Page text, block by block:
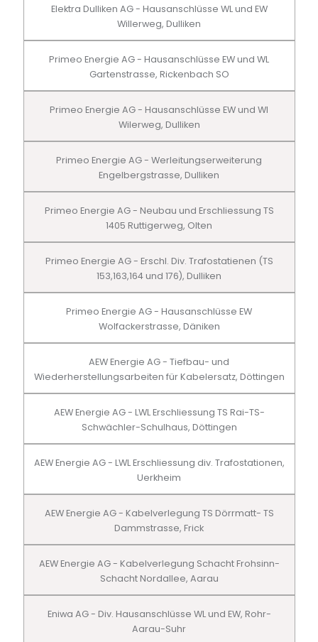
Elektra Dulliken AG - Hausanschlüsse WL und EW
Willerweg, Dulliken
Primeo Energie AG - Hausanschlüsse EW und WL
Gartenstrasse, Rickenbach SO
Primeo Energie AG - Hausanschlüsse EW und Wl
Wilerweg, Dulliken
Primeo Energie AG - Werleitungserweiterung
Engelbergstrasse, Dulliken
Primeo Energie AG - Neubau und Erschliessung TS
1405 Ruttigerweg, Olten
Primeo Energie AG - Erschl. Div. Trafostatienen (TS
153,163,164 und 176), Dulliken
Primeo Energie AG - Hausanschlüsse EW
Wolfackerstrasse, Däniken
AEW Energie AG - Tiefbau- und
Wiederherstellungsarbeiten für Kabelersatz, Döttingen
AEW Energie AG - LWL Erschliessung TS Rai-TS-
Schwächler-Schulhaus, Döttingen
AEW Energie AG - LWL Erschliessung div. Trafostationen,
Uerkheim
AEW Energie AG - Kabelverlegung TS Dörrmatt- TS
Dammstrasse, Frick
AEW Energie AG - Kabelverlegung Schacht Frohsinn-
Schacht Nordallee, Aarau
Eniwa AG - Div. Hausanschlüsse WL und EW, Rohr-
Aarau-Suhr